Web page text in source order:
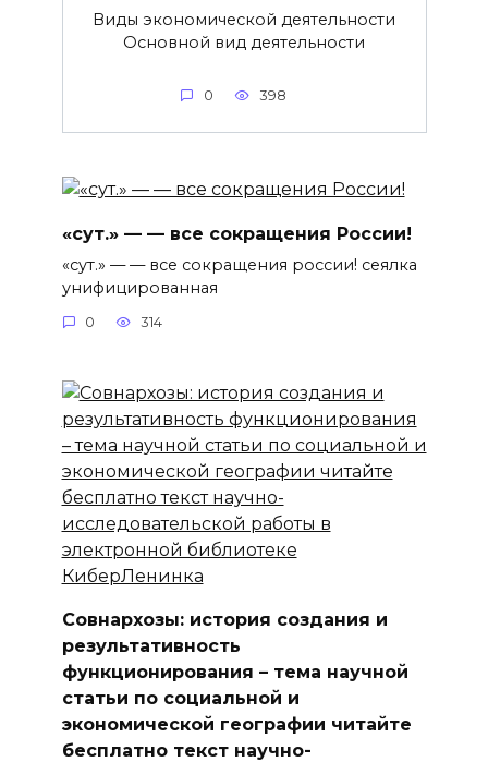
Виды экономической деятельности
Основной вид деятельности
0 398
«сут.» — — все сокращения России!
«сут.» — — все сокращения россии! сеялка
унифицированная
0 314
Совнархозы: история создания и
результативность
функционирования – тема научной
статьи по социальной и
экономической географии читайте
бесплатно текст научно-